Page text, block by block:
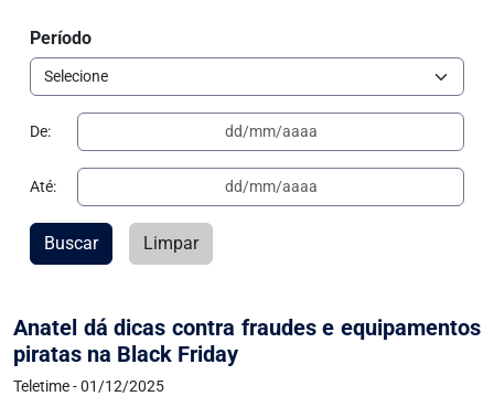
Anatel dá dicas contra fraudes e equipamentos
piratas na Black Friday
Teletime - 01/12/2025
Período
De:
Até:
Buscar Limpar